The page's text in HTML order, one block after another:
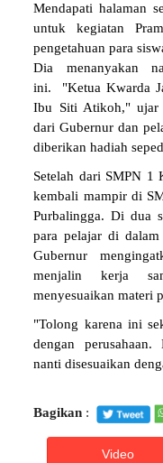
Mendapati halaman
untuk kegiatan
pengetahuan para
Dia menanyakan
ini. "Ketua Kwarda
Ibu Siti Atikoh," ujar
dari Gubernur dan
diberikan hadiah
Setelah dari SMPN 1
kembali mampir di
Purbalingga. Di dua
para pelajar di
Gubernur
menjalin kerja
menyesuaikan materi
"Tolong karena ini
dengan perusahaan.
nanti disesuaikan
Bagikan :
Video